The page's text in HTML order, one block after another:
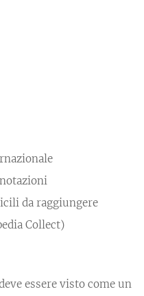
da raggiungere
Collect)
essere visto come un